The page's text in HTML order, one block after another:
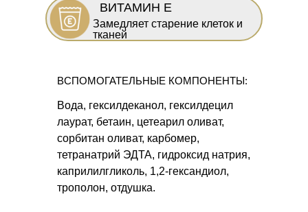
ВИТАМИН Е
Замедляет старение клеток и
тканей
Вода, гексилдеканол, гексилдецил
лаурат, бетаин, цетеарил оливат,
сорбитан оливат, карбомер,
тетранатрий ЭДТА, гидроксид натрия,
каприлилгликоль, 1,2-гександиол,
трополон, отдушка.
ВСПОМОГАТЕЛЬНЫЕ КОМПОНЕНТЫ: